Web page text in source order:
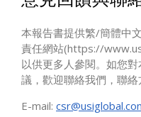
本報告書提供繁/簡體中
責任網站(https://
以供更多人參閱。如您
議，歡迎聯絡我們，聯絡
E-mail: